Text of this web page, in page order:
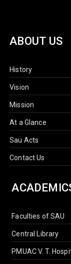
ABOUT US
History
Vision
Mission
At a Glance
Sau Acts
Contact Us
Faculties of SAU
Central Library
PMUAC V. T.